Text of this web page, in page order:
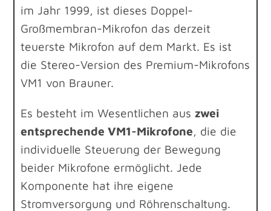
im Jahr 1999, ist dieses Doppel-
Großmembran-Mikrofon das derzeit
teuerste Mikrofon auf dem Markt. Es ist
die Stereo-Version des Premium-Mikrofons
VM1 von Brauner.
Es besteht im Wesentlichen aus zwei
entsprechende VM1-Mikrofone , die die
individuelle Steuerung der Bewegung
beider Mikrofone ermöglicht. Jede
Komponente hat ihre eigene
Stromversorgung und Röhrenschaltung.